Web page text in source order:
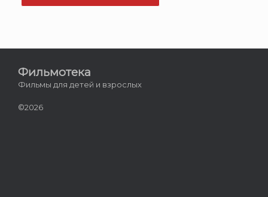
Фильмотека
Фильмы для детей и взрослых
©2026